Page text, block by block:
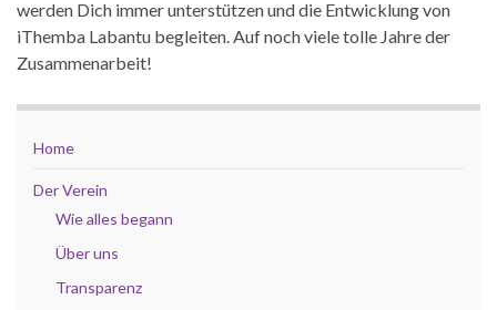
werden Dich immer unterstützen und die Entwicklung von
iThemba Labantu begleiten. Auf noch viele tolle Jahre der
Zusammenarbeit!
Home
Der Verein
Wie alles begann
Über uns
Transparenz